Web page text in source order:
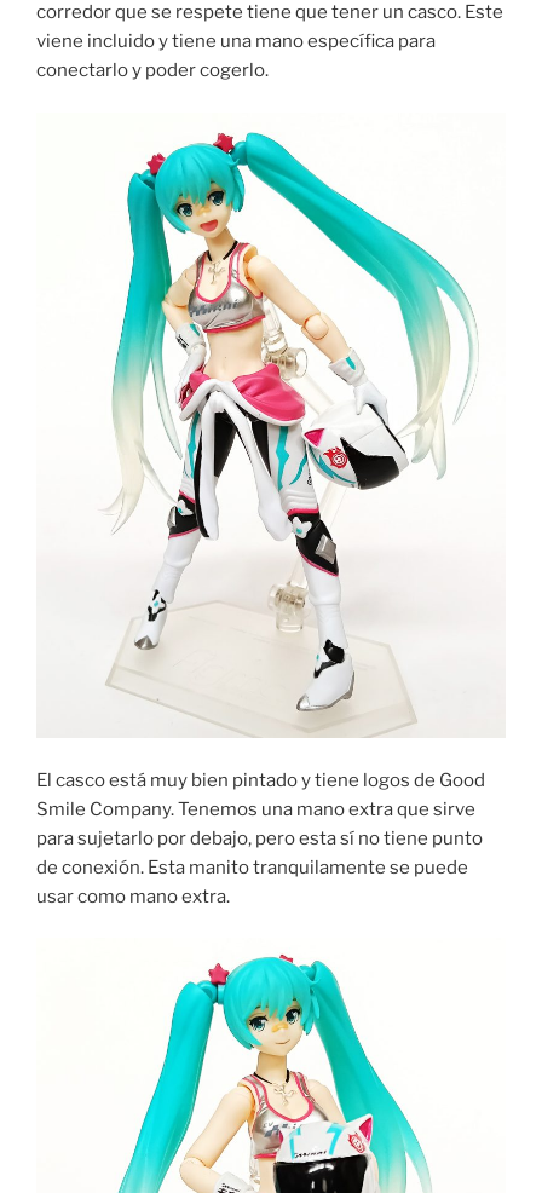
corredor que se respete tiene que tener un casco. Este
viene incluido y tiene una mano específica para
conectarlo y poder cogerlo.
El casco está muy bien pintado y tiene logos de Good
Smile Company. Tenemos una mano extra que sirve
para sujetarlo por debajo, pero esta sí no tiene punto
de conexión. Esta manito tranquilamente se puede
usar como mano extra.